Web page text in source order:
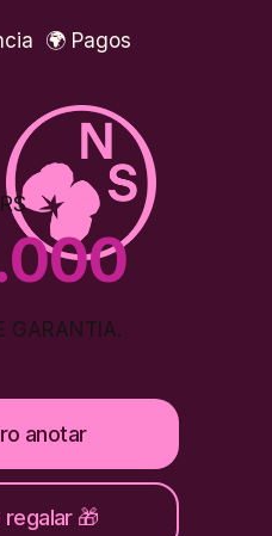
🌍 Pagos
GARANTIA.
anotar
🎁